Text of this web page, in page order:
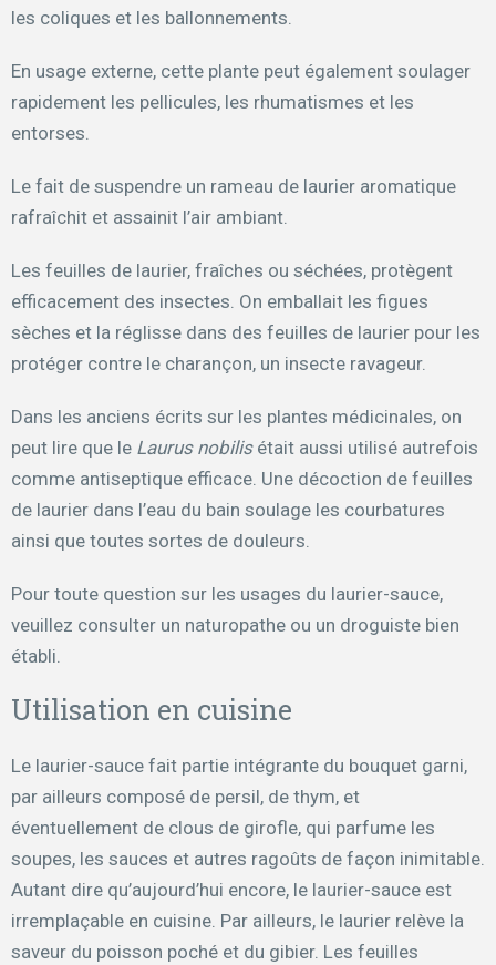
les coliques et les ballonnements.
En usage externe, cette plante peut également soulager
rapidement les pellicules, les rhumatismes et les
entorses.
Le fait de suspendre un rameau de laurier aromatique
rafraîchit et assainit l’air ambiant.
Les feuilles de laurier, fraîches ou séchées, protègent
efficacement des insectes. On emballait les figues
sèches et la réglisse dans des feuilles de laurier pour les
protéger contre le charançon, un insecte ravageur.
Dans les anciens écrits sur les plantes médicinales, on
peut lire que le Laurus nobilisétait aussi utilisé autrefois
comme antiseptique efficace. Une décoction de feuilles
de laurier dans l’eau du bain soulage les courbatures
ainsi que toutes sortes de douleurs.
Pour toute question sur les usages du laurier-sauce,
veuillez consulter un naturopathe ou un droguiste bien
établi.
Utilisation en cuisine
Le laurier-sauce fait partie intégrante du bouquet garni,
par ailleurs composé de persil, de thym, et
éventuellement de clous de girofle, qui parfume les
soupes, les sauces et autres ragoûts de façon inimitable.
Autant dire qu’aujourd’hui encore, le laurier-sauce est
irremplaçable en cuisine. Par ailleurs, le laurier relève la
saveur du poisson poché et du gibier. Les feuilles